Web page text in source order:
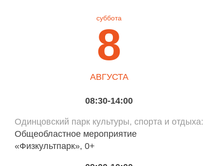
суббота
8
АВГУСТА
08:30-14:00
Одинцовский парк культуры, спорта и отдыха
Общеобластное мероприятие
«Физкультпарк», 0+